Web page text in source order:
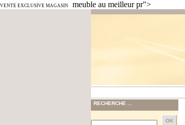
VENTE EXCLUSIVE MAGASIN meuble au meilleur pr">
RECHERCHE ...